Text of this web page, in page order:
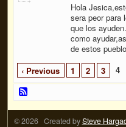
Hola
sera peor para
que los
como
de estos
‹ Previous
1 2 3 4
© 2026 Created bySteve